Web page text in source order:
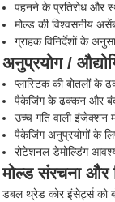
पहनने के प्रतिरोध और
मोल्ड की विश्वसनीय
ग्राहक विनिर्देशों के
अनुप्रयोग /
प्लास्टिक की बोतलों के
पैकेजिंग के ढक्कन और
उच्च गति वाली इंजेक्शन
पैकेजिंग अनुप्रयोगों के
रोटेशनल डेमोल्डिंग
मोल्ड संरचना और
डबल थ्रेड कोर इंसेर्ट्स को